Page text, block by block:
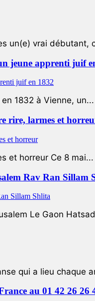
un(e) vrai débutant,
jeune apprenti juif
1832 à Vienne, un...
rire, larmes et
et horreur Ce 8 mai...
Rav Ran Sillam
Le Gaon
qui a lieu chaque
au 01 42 26 26